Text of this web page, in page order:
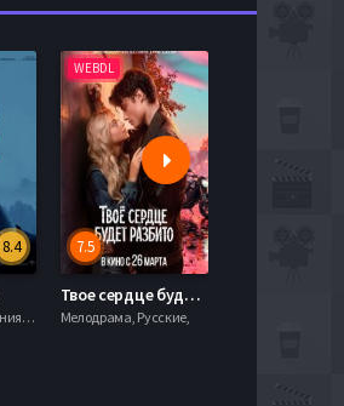
8.4
Боевик , Приключения, Фэнтези,
WEBDL
7.5
Твое сердце будет разбито (2026)
Мелодрама, Русские,